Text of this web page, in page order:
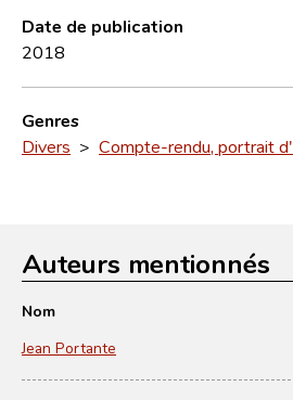
Date de publication
2018
Genres
Divers > Compte-rendu, portrait
Auteurs mentionnés
Nom
Jean Portante